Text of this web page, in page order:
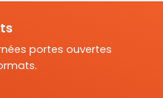
portes ouvertes